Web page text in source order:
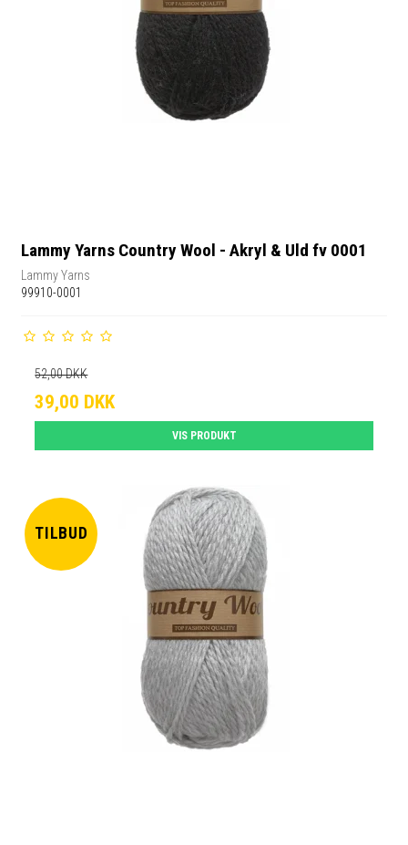
Lammy Yarns Country Wool - Akryl & Uld fv 0001
Lammy Yarns
99910-0001
52,00 DKK
39,00 DKK
VIS PRODUKT
TILBUD